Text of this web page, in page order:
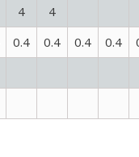
4
4
0.4 0.4 0.4 0.4